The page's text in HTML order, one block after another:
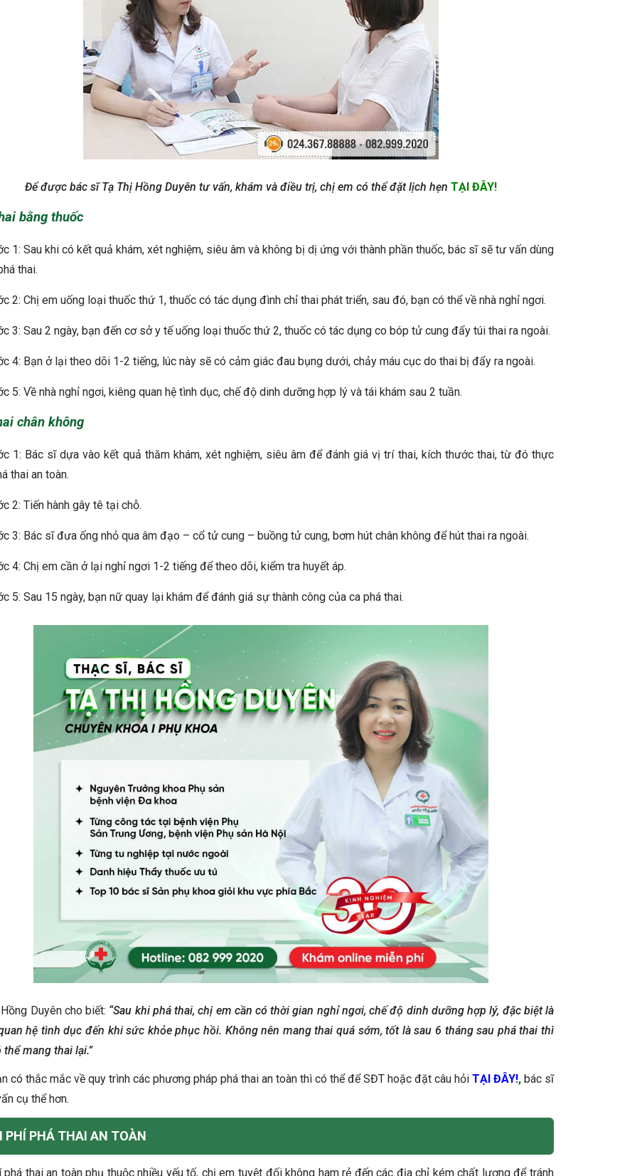
Để được bác sĩ Tạ Thị Hồng Duyên tư vấn, khám và điều trị, chị em có thể đặt lịch hẹn TẠI ĐÂY!
bằng thuốc
1: Sau khi có kết quả khám, xét nghiệm, siêu âm và không bị dị ứng với thành phần thuốc, bác sĩ sẽ tư vấn dùng
thai.
2: Chị em uống loại thuốc thứ 1, thuốc có tác dụng đình chỉ thai phát triển, sau đó, bạn có thể về nhà nghỉ ngơi.
3: Sau 2 ngày, bạn đến cơ sở y tế uống loại thuốc thứ 2, thuốc có tác dụng co bóp tử cung đẩy túi thai ra ngoài.
4: Bạn ở lại theo dõi 1-2 tiếng, lúc này sẽ có cảm giác đau bụng dưới, chảy máu cục do thai bị đẩy ra ngoài.
5: Về nhà nghỉ ngơi, kiêng quan hệ tình dục, chế độ dinh dưỡng hợp lý và tái khám sau 2 tuần.
chân không
1: Bác sĩ dựa vào kết quả thăm khám, xét nghiệm, siêu âm để đánh giá vị trí thai, kích thước thai, từ đó thực
thai an toàn.
2: Tiến hành gây tê tại chỗ.
3: Bác sĩ đưa ống nhỏ qua âm đạo – cổ tử cung – buồng tử cung, bơm hút chân không để hút thai ra ngoài.
4: Chị em cần ở lại nghỉ ngơi 1-2 tiếng để theo dõi, kiểm tra huyết áp.
5: Sau 15 ngày, bạn nữ quay lại khám để đánh giá sự thành công của ca phá thai.
Duyên cho biết: “Sau khi phá thai, chị em cần có thời gian nghỉ ngơi, chế độ dinh dưỡng hợp lý, đặc biệt là
hệ tình dục đến khi sức khỏe phục hồi. Không nên mang thai quá sớm, tốt là sau 6 tháng sau phá thai thì
mang thai lại.”
có thắc mắc về quy trình các phương pháp phá thai an toàn thì có thể để SĐT hoặc đặt câu hỏi TẠI ĐÂY!, bác sĩ
cụ thể hơn.
PHÍ PHÁ THAI AN TOÀN
phá thai an toàn phụ thuộc nhiều yếu tố, chị em tuyệt đối không ham rẻ đến các địa chỉ kém chất lượng để tránh